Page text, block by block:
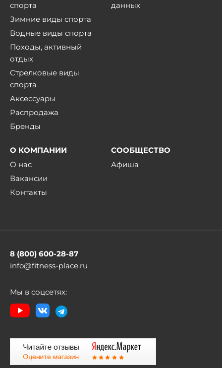
спорта
Зимние виды спорта
Водные виды спорта
Походы, активный
отдых
Стрелковые виды
спорта
Аксессуары
Распродажа
Бренды
данных
О КОМПАНИИ
О нас
Вакансии
Контакты
СООБЩЕСТВО
Афиша
8 (800) 600-28-87
info@fitness-place.ru
Мы в соцсетях: